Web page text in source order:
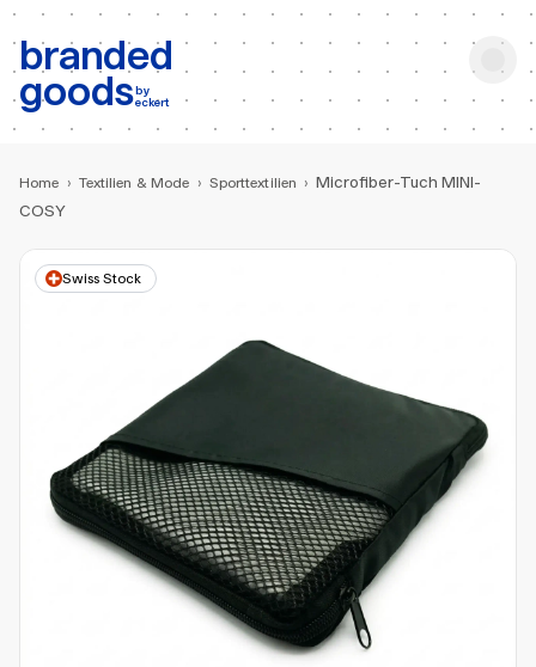
branded
goodsby
eckert
b: Produktsuche
Home › Textilien & Mode › Sporttextilien › Microfiber-Tuch MINI-
COSY
Swiss Stock